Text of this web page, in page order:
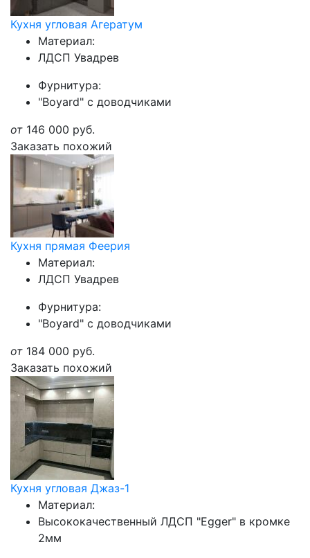
Кухня угловая Агератум
Материал:
ЛДСП Увадрев
Фурнитура:
"Boyard" с доводчиками
от 146 000 руб.
Заказать похожий
Кухня прямая Феерия
Материал:
ЛДСП Увадрев
Фурнитура:
"Boyard" с доводчиками
от 184 000 руб.
Заказать похожий
Кухня угловая Джаз-1
Материал:
Высококачественный ЛДСП "Egger" в кромке
2мм